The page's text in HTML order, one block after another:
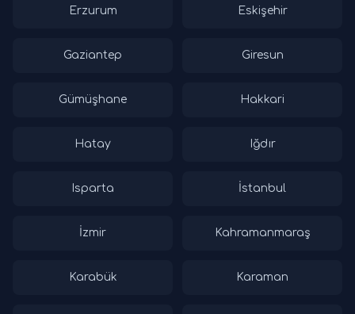
Erzurum Eskişehir
Gaziantep Giresun
Gümüşhane Hakkari
Hatay Iğdır
Isparta İstanbul
İzmir Kahramanmaraş
Karabük Karaman